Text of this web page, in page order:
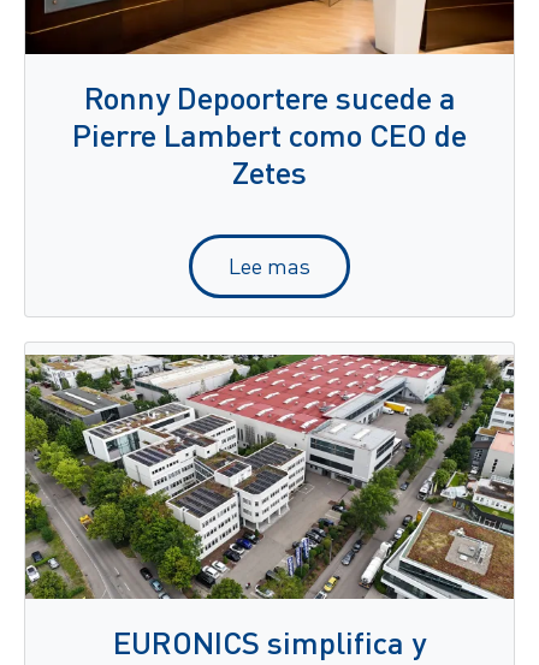
Ronny Depoortere sucede a
Pierre Lambert como CEO de
Zetes
Lee mas
EURONICS simplifica y